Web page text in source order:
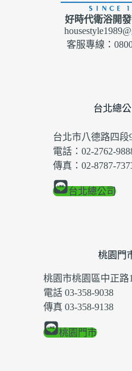
好時代衛浴開
客服專線：
台北總公
台北市八德路四段
電話：02-2762-
傳真：02-8787-
台北總公司
桃園門
桃園市桃園區中正路
電話 03-358-9038
傳真 03-358-9138
桃園門市